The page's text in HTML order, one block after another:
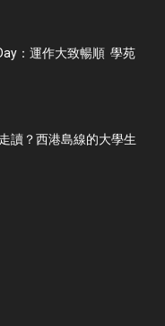
：運作大致暢順 學苑
讀？西港島線的大學生